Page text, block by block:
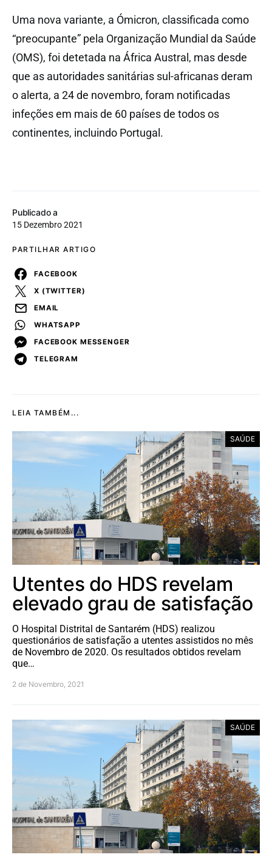
Publicado a
15 Dezembro 2021
PARTILHAR ARTIGO
FACEBOOK
X (TWITTER)
EMAIL
WHATSAPP
FACEBOOK MESSENGER
TELEGRAM
Uma nova variante, a Ómicron, classificada como
“preocupante” pela Organização Mundial da Saúde
(OMS), foi detetada na África Austral, mas desde
que as autoridades sanitárias sul-africanas deram
o alerta, a 24 de novembro, foram notificadas
infeções em mais de 60 países de todos os
continentes, incluindo Portugal.
LEIA TAMBÉM...
SAÚDE
Utentes do HDS revelam
elevado grau de satisfação
O Hospital Distrital de Santarém (HDS) realizou
questionários de satisfação a utentes assistidos no mês
de Novembro de 2020. Os resultados obtidos revelam
que…
2 de Novembro, 2021
SAÚDE